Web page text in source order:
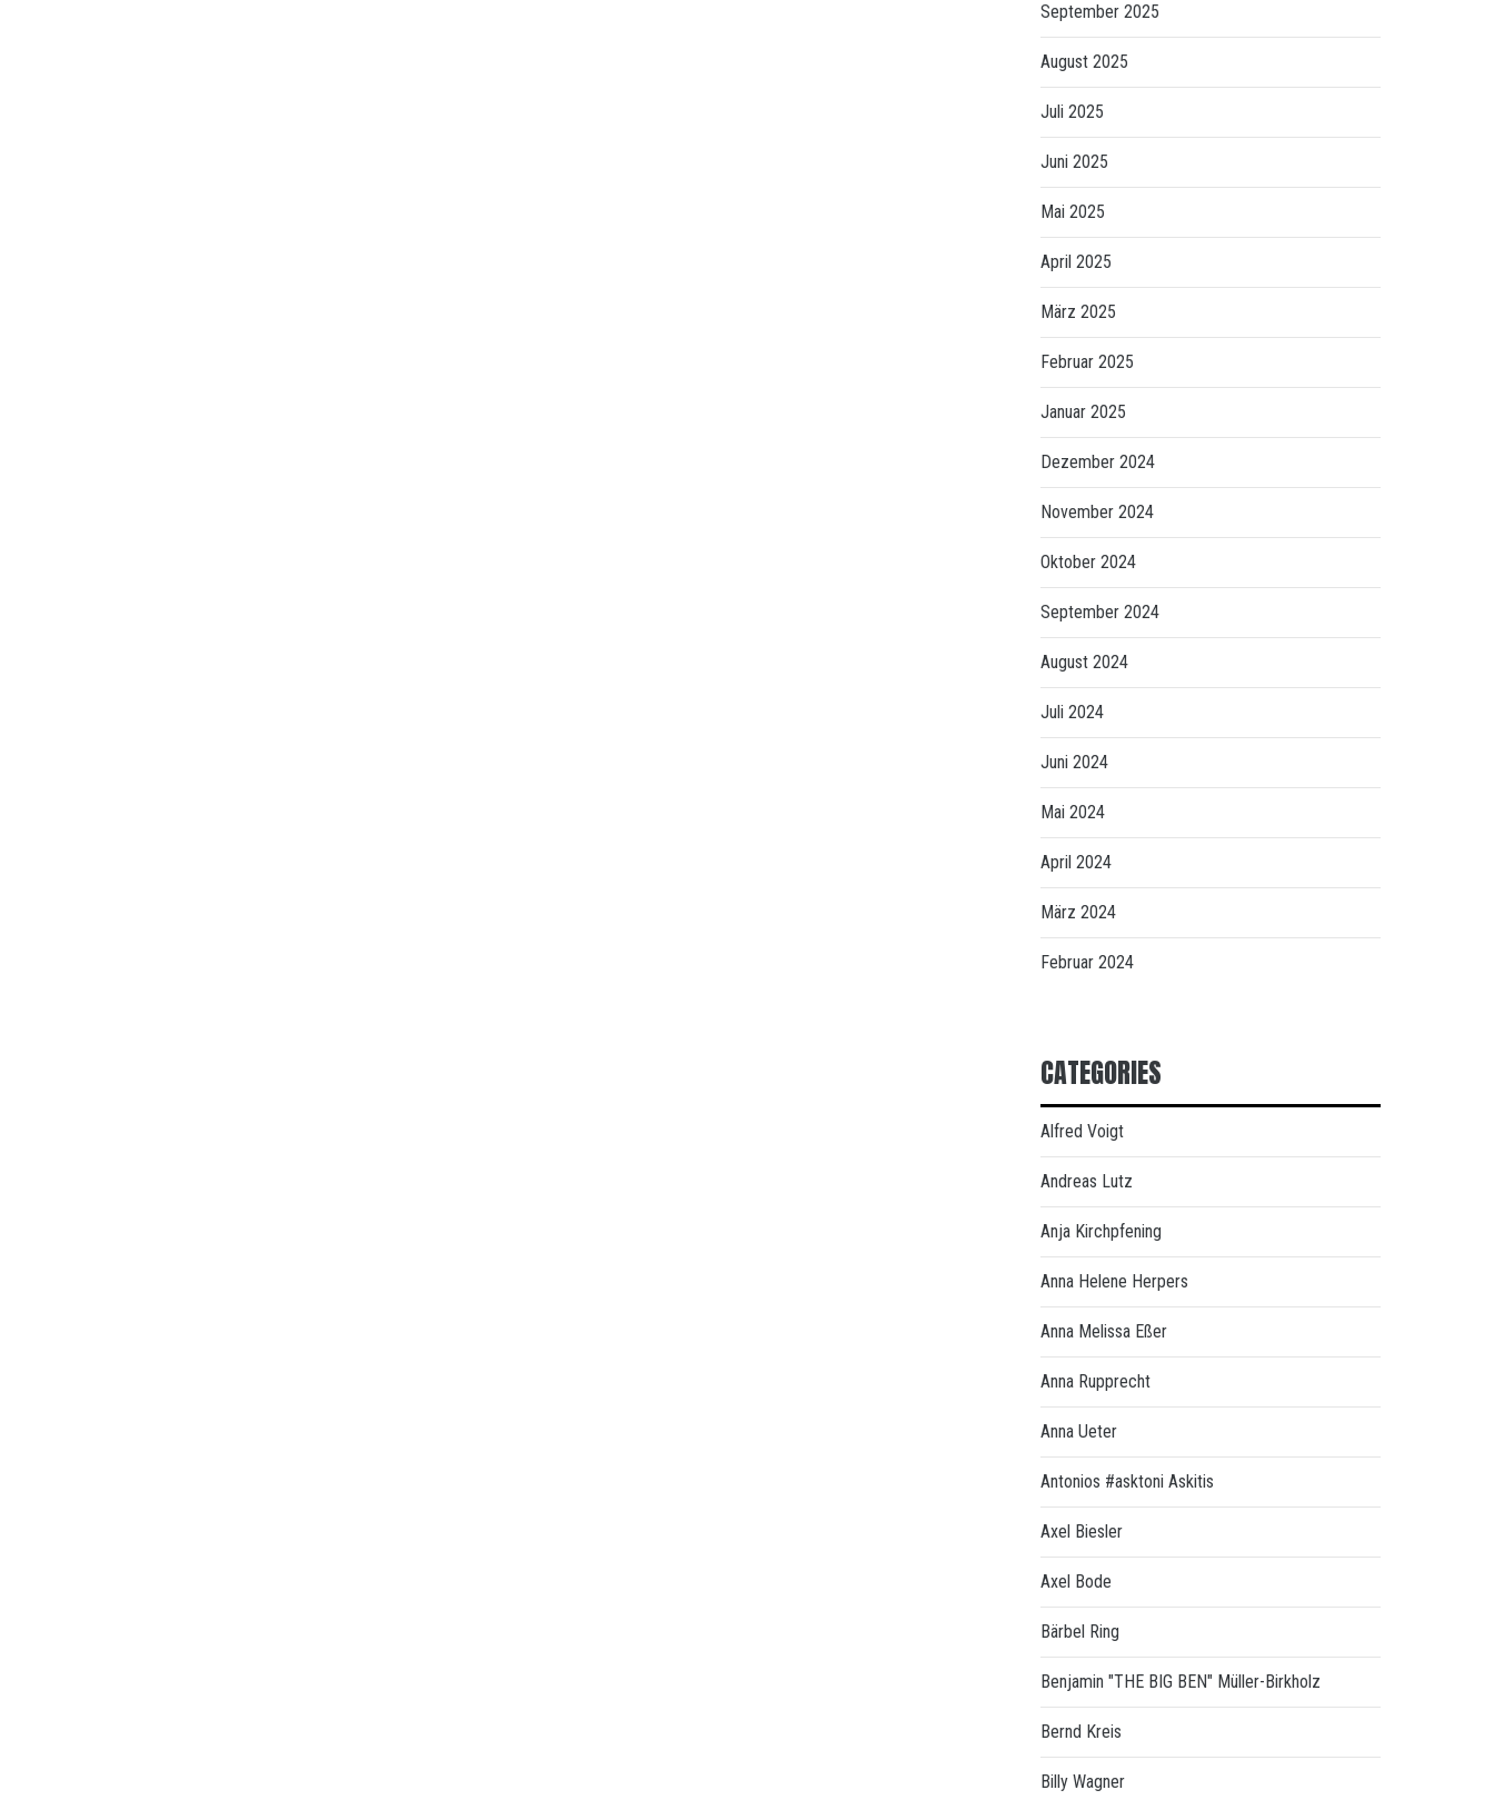
September 2025
August 2025
Juli 2025
Juni 2025
Mai 2025
April 2025
März 2025
Februar 2025
Januar 2025
Dezember 2024
November 2024
Oktober 2024
September 2024
August 2024
Juli 2024
Juni 2024
Mai 2024
April 2024
März 2024
Februar 2024
CATEGORIES
Alfred Voigt
Andreas Lutz
Anja Kirchpfening
Anna Helene Herpers
Anna Melissa Eßer
Anna Rupprecht
Anna Ueter
Antonios #asktoni Askitis
Axel Biesler
Axel Bode
Bärbel Ring
Benjamin "THE BIG BEN" Müller-Birkholz
Bernd Kreis
Billy Wagner